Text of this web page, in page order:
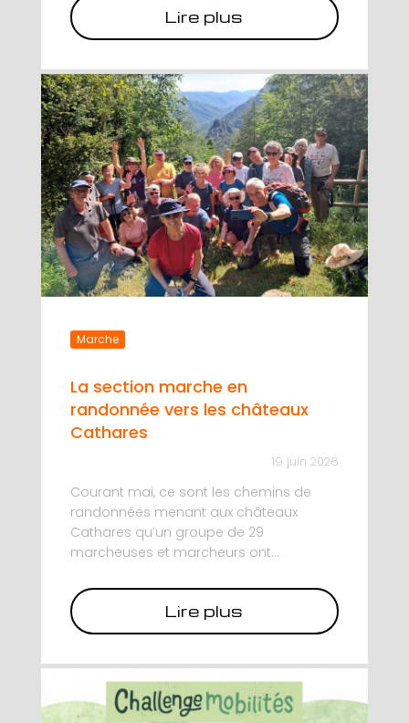
Lire plus
Marche
La section marche en
randonnée vers les châteaux
Cathares
19 juin 2026
Courant mai, ce sont les chemins de
randonnées menant aux châteaux
Cathares qu’un groupe de 29
marcheuses et marcheurs ont...
Lire plus